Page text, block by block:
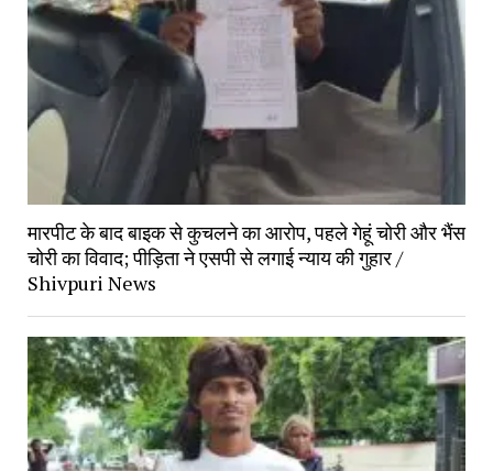
मारपीट के बाद बाइक से कुचलने का आरोप, पहले गेहूं चोरी और भैंस
चोरी का विवाद; पीड़िता ने एसपी से लगाई न्याय की गुहार /
Shivpuri News